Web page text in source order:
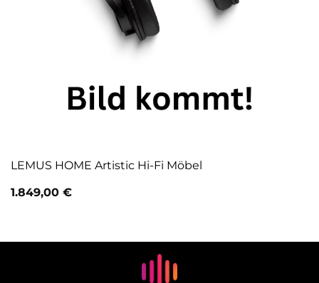
LEMUS HOME Artistic Hi-Fi Möbel
1.849,00 €